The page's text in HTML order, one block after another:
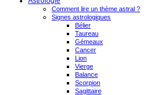
Comment lire un thème astral ?
Signes astrologiques
Bélier
Taureau
Gémeaux
Cancer
Lion
Vierge
Balance
Scorpion
Sagittaire